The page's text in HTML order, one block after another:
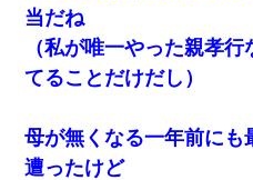
当だね
（私が唯一やった親孝
てることだけだし）
母が無くなる一年前にも
遭ったけど